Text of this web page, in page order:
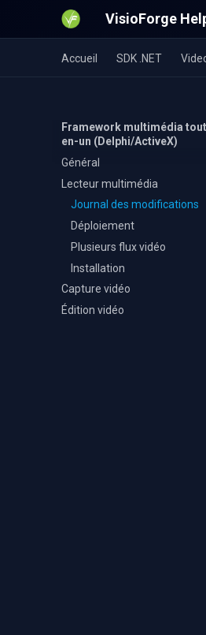
VisioForge
Accueil SDK .NET
Framework multimédia
en-un (Delphi/ActiveX)
Général
Installation 64 bits
Installation des ressources
OTA
Lecteur multimédia
Journal des modifications
Déploiement
Plusieurs flux vidéo
Installation
C++ Builder
Delphi
Capture vidéo
Journal des modifications
Édition vidéo